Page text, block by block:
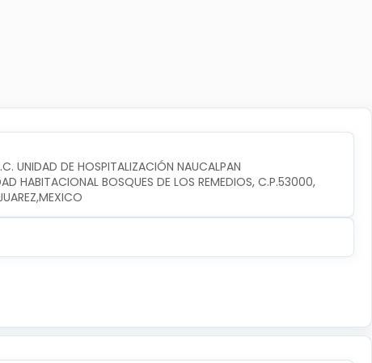
UNIDAD DE HOSPITALIZACIÓN NAUCALPAN
HABITACIONAL BOSQUES DE LOS REMEDIOS, C.P.53000,